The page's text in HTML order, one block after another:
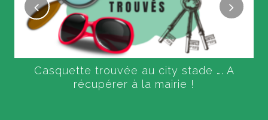
Casquette trouvée au city stade …. A
récupérer à la mairie !